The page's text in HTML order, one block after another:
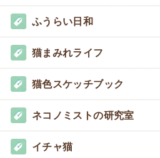
ふうらい日和
猫まみれライフ
猫色スケッチブック
ネコノミストの研究室
イチャ猫